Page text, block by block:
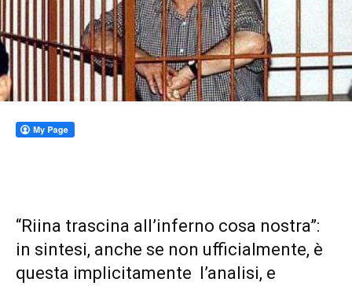
“Riina trascina all’inferno cosa nostra”:
in sintesi, anche se non ufficialmente, è
questa implicitamente l’analisi, e